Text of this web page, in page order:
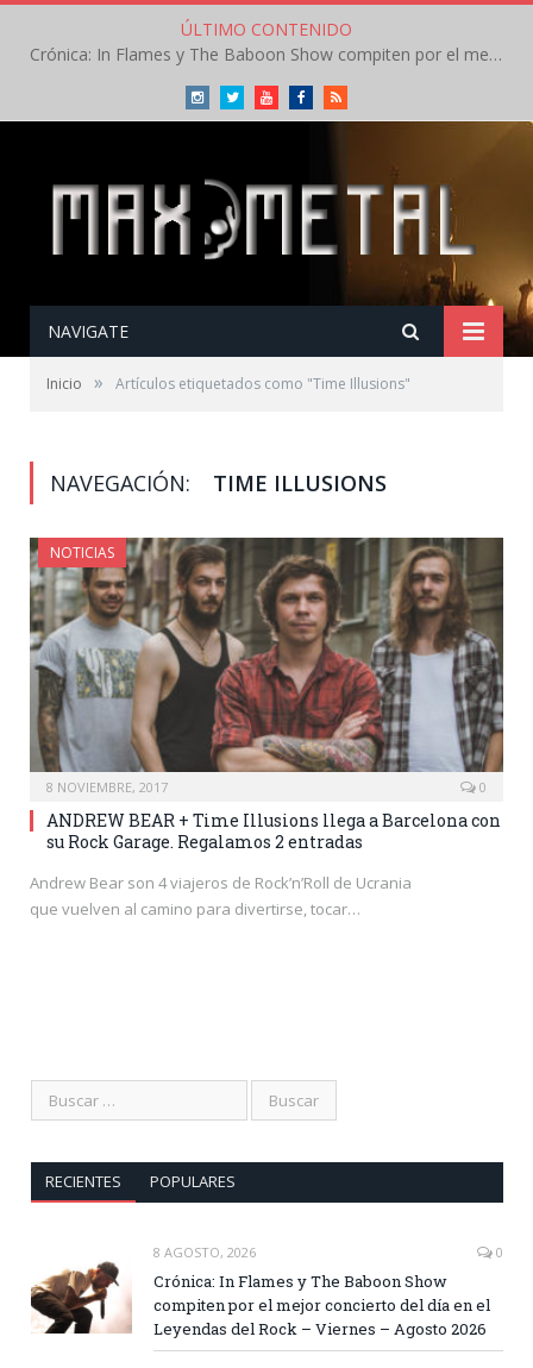
ÚLTIMO CONTENIDO
Crónica: In Flames y The Baboon Show compiten por el mejor concierto del día en el Leyendas del Rock – Viernes – Agosto 2026
InstagramTwitterYoutubeFacebookRSS
NAVIGATE
Inicio » Artículos etiquetados como "Time Illusions"
NAVEGACIÓN: TIME ILLUSIONS
NOTICIAS
8 NOVIEMBRE, 2017 0
ANDREW BEAR + Time Illusions llega a Barcelona con
su Rock Garage. Regalamos 2 entradas
Andrew Bear son 4 viajeros de Rock’n’Roll de Ucrania
que vuelven al camino para divertirse, tocar…
RECIENTES POPULARES
8 AGOSTO, 2026 0
Crónica: In Flames y The Baboon Show
compiten por el mejor concierto del día en el
Leyendas del Rock – Viernes – Agosto 2026